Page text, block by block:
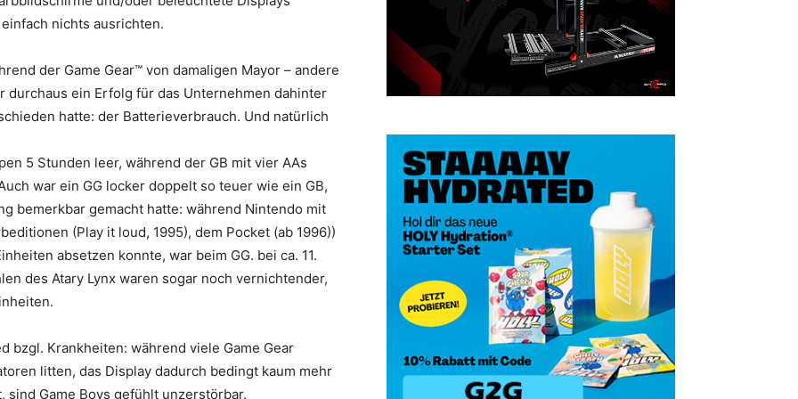
nichts ausrichten.
der Game Gear™ von damaligen Mayor – andere
durchaus ein Erfolg für das Unternehmen dahinter
hatte: der Batterieverbrauch. Und natürlich
5 Stunden leer, während der GB mit vier AAs
war ein GG locker doppelt so teuer wie ein GB,
bemerkbar gemacht hatte: während Nintendo mit
(Play it loud, 1995), dem Pocket (ab 1996))
absetzen konnte, war beim GG. bei ca. 11.
des Atary Lynx waren sogar noch vernichtender,
bzgl. Krankheiten: während viele Game Gear
litten, das Display dadurch bedingt kaum mehr
sind Game Boys gefühlt unzerstörbar.